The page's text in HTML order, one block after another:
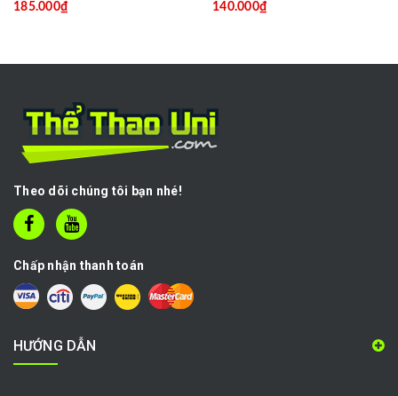
185.000₫ 140.000₫
Theo dõi chúng tôi bạn nhé!
Chấp nhận thanh toán
HƯỚNG DẪN